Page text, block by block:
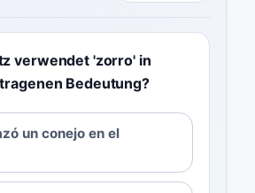
verwendet 'zorro' in
Bedeutung?
un conejo en el